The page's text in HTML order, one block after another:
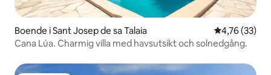
Boende i Sant Josep de sa Talaia 4,76 av 5 i
4,76 (33)
Cana Lúa. Charmig villa med havsutsikt och solnedgång.